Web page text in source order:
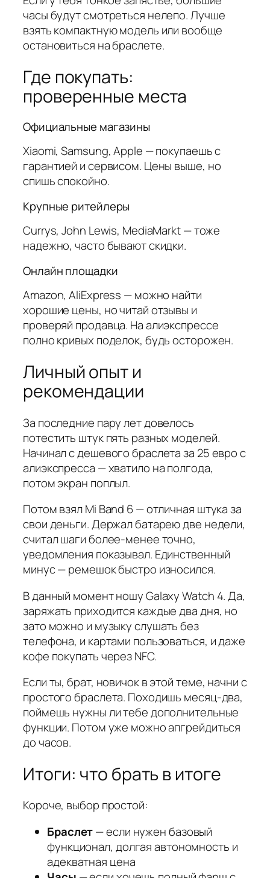
часы будут смотреться нелепо. Лучше
взять компактную модель или вообще
остановиться на браслете.
Где покупать:
проверенные места
Официальные магазины
Xiaomi, Samsung, Apple — покупаешь с
гарантией и сервисом. Цены выше, но
спишь спокойно.
Крупные ритейлеры
Currys, John Lewis, MediaMarkt — тоже
надежно, часто бывают скидки.
Онлайн площадки
Amazon, AliExpress — можно найти
хорошие цены, но читай отзывы и
проверяй продавца. На алиэкспрессе
полно кривых поделок, будь осторожен.
Личный опыт и
рекомендации
За последние пару лет довелось
потестить штук пять разных моделей.
Начинал с дешевого браслета за 25 евро с
алиэкспресса — хватило на полгода,
потом экран поплыл.
Потом взял Mi Band 6 — отличная штука за
свои деньги. Держал батарею две недели,
считал шаги более-менее точно,
уведомления показывал. Единственный
минус — ремешок быстро износился.
В данный момент ношу Galaxy Watch 4. Да,
заряжать приходится каждые два дня, но
зато можно и музыку слушать без
телефона, и картами пользоваться, и даже
кофе покупать через NFC.
Если ты, брат, новичок в этой теме, начни с
простого браслета. Походишь месяц-два,
поймешь нужны ли тебе дополнительные
функции. Потом уже можно апгрейдиться
до часов.
Итоги: что брать в итоге
Короче, выбор простой:
Браслет— если нужен базовый
функционал, долгая автономность и
адекватная цена